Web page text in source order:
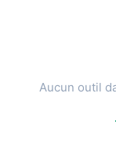
Aucun outil